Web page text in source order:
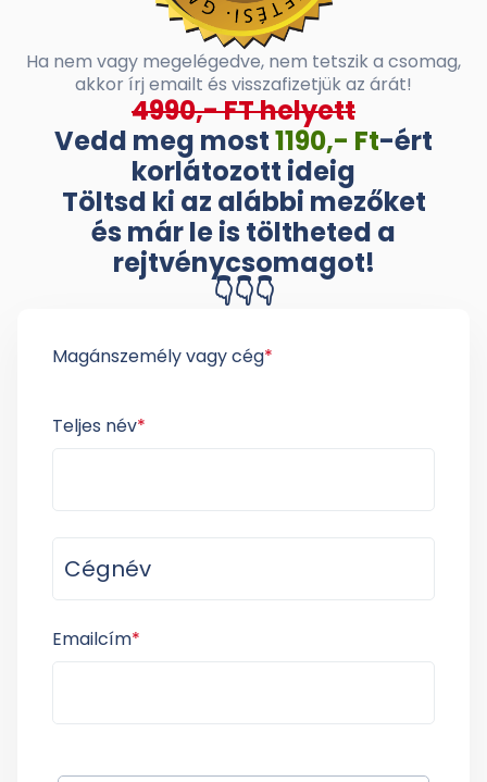
Ha nem vagy megelégedve, nem tetszik a csomag,
akkor írj emailt és visszafizetjük az árát!
4990,- FT helyett
Vedd meg most1190,- Ft-ért
korlátozott ideig
Töltsd ki az alábbi mezőket
és már le is töltheted a
rejtvénycsomagot!
👇👇👇
Magánszemély vagy cég*
Teljes név*
Emailcím*